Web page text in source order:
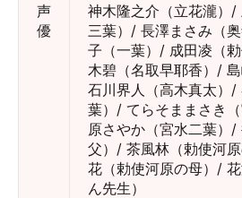
声
優
神木隆之介（立花瀧）/
三葉）/ 長澤まさみ（
子（一葉）/ 成田凌（
木碧（名取早耶香）/
石川界人（高木真太）/
葉）/ てらそままさき
原さやか（宮水二葉）
父）/ 茶風林（勅使河
花（勅使河原の母）/
ん先生）